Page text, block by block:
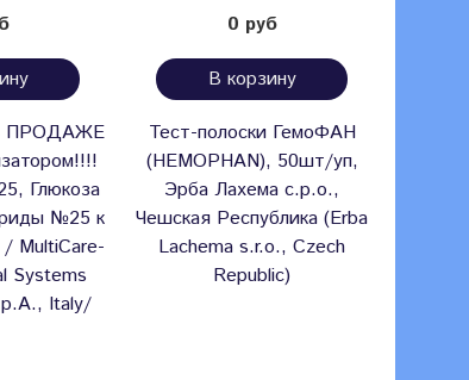
ПРОДАЖЕ
Глюкоза
№25 к
MultiCare-
Systems
Italy/
0 руб
В корзину
Тест-полоски ГемоФАН
(HEMOPHAN), 50шт/уп,
Эрба Лахема с.р.о.,
Чешская Республика (Erba
Lachema s.r.o., Czech
Republic)